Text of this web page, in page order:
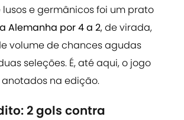
e germânicos foi um prato
Alemanha por 4 a 2, de virada,
volume de chances agudas
seleções. É, até aqui, o jogo
na edição.
2 gols contra